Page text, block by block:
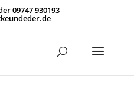
09747 930193